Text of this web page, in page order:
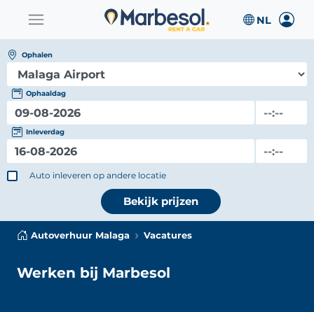
Ophalen
Ophaaldag
Inleverdag
Auto inleveren op andere locatie
Bekijk prijzen
Autoverhuur Malaga Vacatures
Werken bij Marbesol